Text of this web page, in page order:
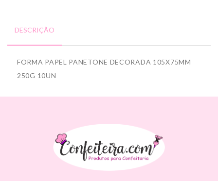
DESCRIÇÃO
FORMA PAPEL PANETONE DECORADA 105X75MM
250G 10UN